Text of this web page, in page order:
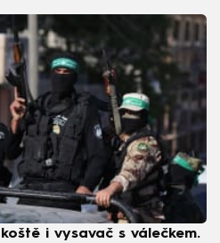
i vysavač s válečkem.